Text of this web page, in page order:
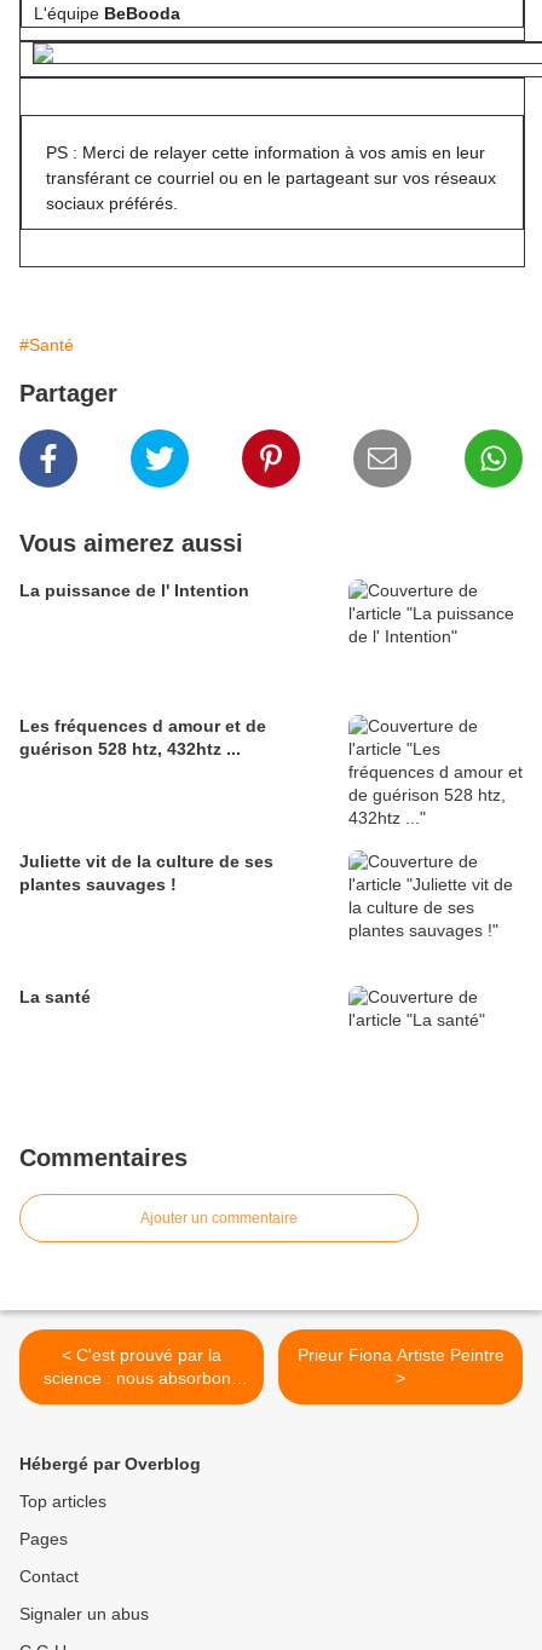
L'équipe BeBooda
PS : Merci de relayer cette information à vos amis en leur
transférant ce courriel ou en le partageant sur vos réseaux
sociaux préférés.
#Santé
Partager
Vous aimerez aussi
La puissance de l' Intention
Les fréquences d amour et de
guérison 528 htz, 432htz ...
Juliette vit de la culture de ses
plantes sauvages !
La santé
Commentaires
Ajouter un commentaire
< C'est prouvé par la
science : nous absorbons
les énergies des autres
Prieur Fiona Artiste Peintre
>
Hébergé par Overblog
Top articles
Pages
Contact
Signaler un abus